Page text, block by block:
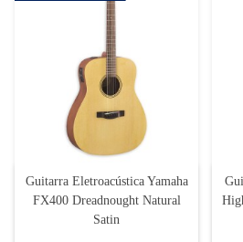
Guitarra Eletroacústica Yamaha
FX400 Dreadnought Natural
Satin